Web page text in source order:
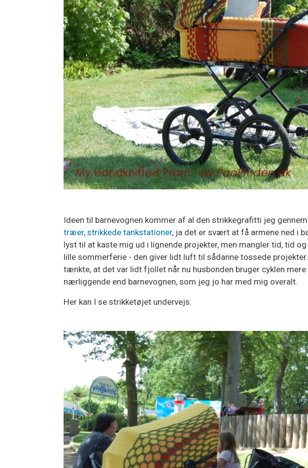
Ideen til barnevognen kommer af al den strikkegrafitti jeg
træer, strikkede tankstationer, ja det er svært at få armene ned i
lyst til at kaste mig ud i lignende projekter, men mangler tid, tid
lille sommerferie - den giver lidt luft til sådanne tossede
tænkte, at det var lidt fjollet når nu husbonden bruger cyklen mere
nærliggende end barnevognen, som jeg jo har med mig overalt.
Her kan I se strikketøjet undervejs.